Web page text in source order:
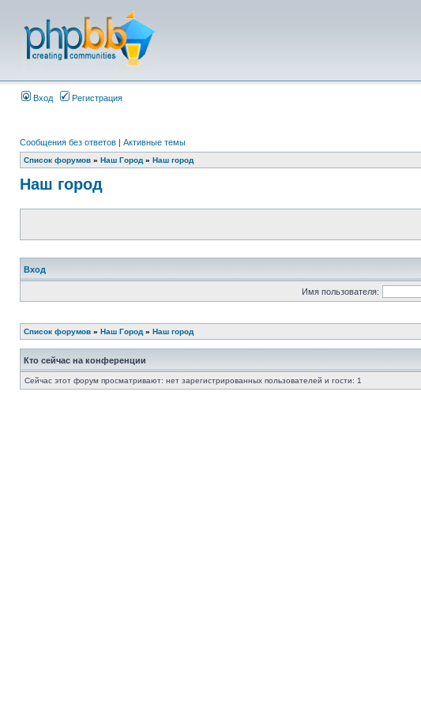
Вход Регистрация
Сообщения без ответов | Активные темы
Список форумов » Наш Город » Наш город
Наш город
Вход
Имя пользователя:
Список форумов » Наш Город » Наш город
Кто сейчас на конференции
Сейчас этот форум просматривают: нет зарегистрированных пользователей и гости: 1